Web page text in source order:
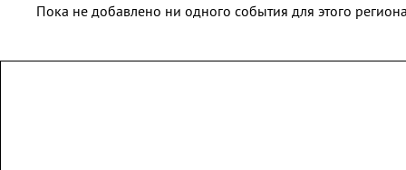
Пока не добавлено ни одного события для этого